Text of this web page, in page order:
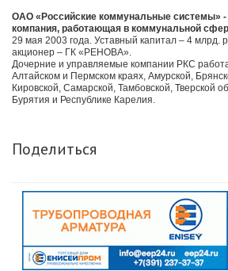
ОАО «Российские коммунальные системы» -
компания, работающая в коммунальной
29 мая 2003 года. Уставный капитал – 4 млрд.
акционер – ГК «РЕНОВА».
Дочерние и управляемые компании РКС
Алтайском и Пермском краях, Амурской,
Кировской, Самарской, Тамбовской, Тверской
Бурятия и Республике Карелия.
Поделиться